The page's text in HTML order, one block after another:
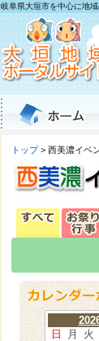
岐阜県大垣市を中心に地
トップ> 西美濃イベ
日
月 火